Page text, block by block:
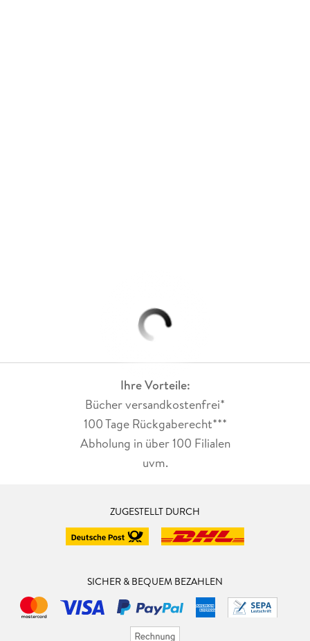
Ihre Vorteile:
Bücher versandkostenfrei*
100 Tage Rückgaberecht***
Abholung in über 100 Filialen
uvm.
ZUGESTELLT DURCH
SICHER & BEQUEM BEZAHLEN